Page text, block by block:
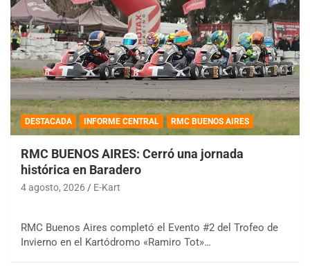
DESTACADA INFORME CENTRAL RMC BUENOS AIRES
RMC BUENOS AIRES: Cerró una jornada
histórica en Baradero
4 agosto, 2026 E-Kart
RMC Buenos Aires completó el Evento #2 del Trofeo de
Invierno en el Kartódromo «Ramiro Tot»…